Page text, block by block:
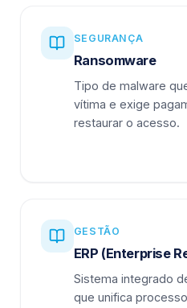
SEGURANÇA
Ransomware
Tipo de malware
vítima e exige
restaurar o acesso.
GESTÃO
ERP (Enterprise
Sistema integrado
que unifica